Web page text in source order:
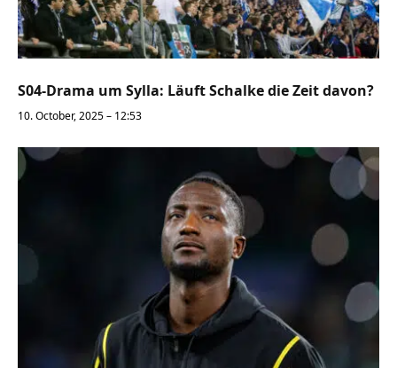
S04-Drama um Sylla: Läuft Schalke die Zeit davon?
10. October, 2025 – 12:53